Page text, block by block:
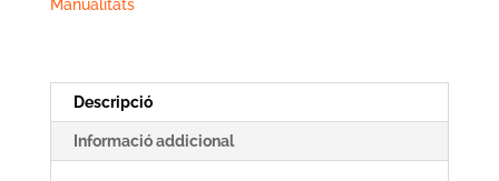
Manualitats
Descripció
Informació addicional